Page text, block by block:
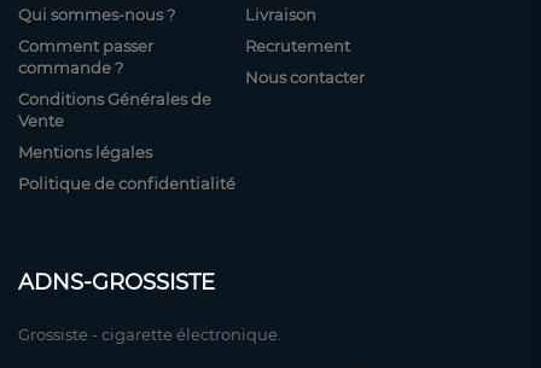
Qui sommes-nous ?
Comment passer
commande ?
Conditions Générales de
Vente
Mentions légales
Politique de confidentialité
Livraison
Recrutement
Nous contacter
ADNS-GROSSISTE
Grossiste - cigarette électronique.